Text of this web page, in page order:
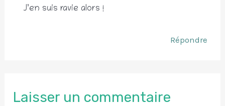
J’en suis ravie alors !
Répondre
Laisser un commentaire